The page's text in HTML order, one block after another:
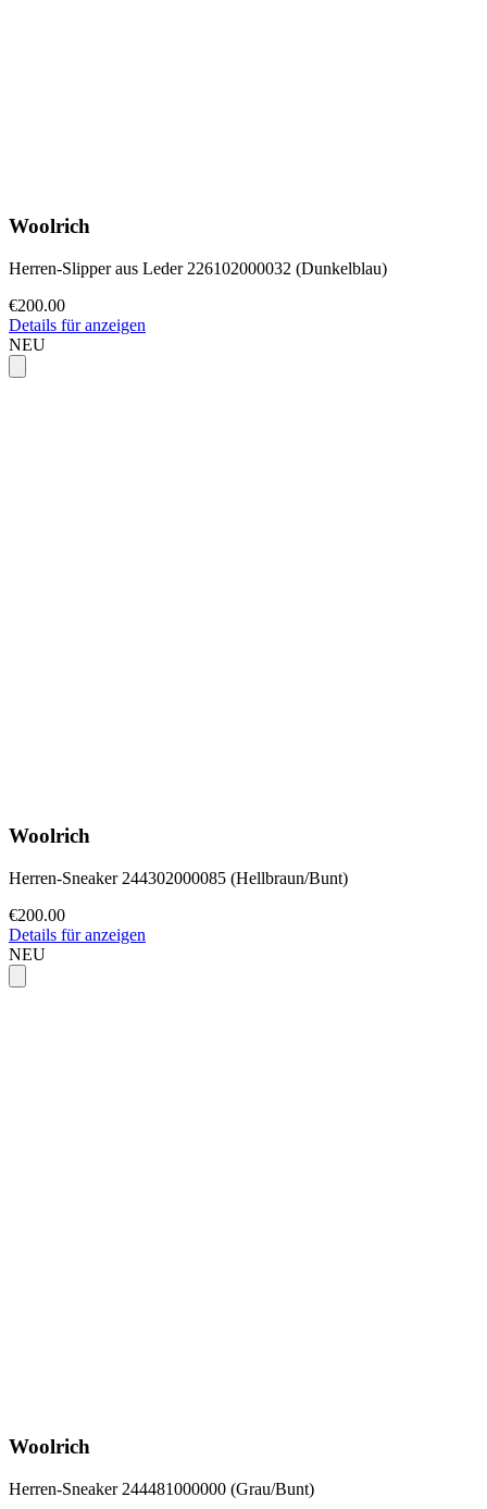
Woolrich
Herren-Slipper aus Leder 226102000032 (Dunkelblau)
€200.00
Details für anzeigen
NEU
Woolrich
Herren-Sneaker 244302000085 (Hellbraun/Bunt)
€200.00
Details für anzeigen
NEU
Woolrich
Herren-Sneaker 244481000000 (Grau/Bunt)